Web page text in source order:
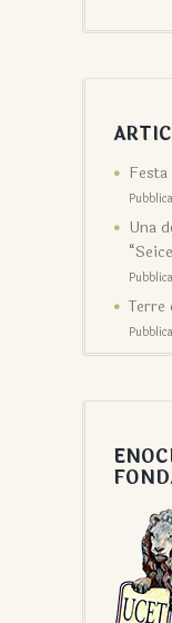
Una
Terre